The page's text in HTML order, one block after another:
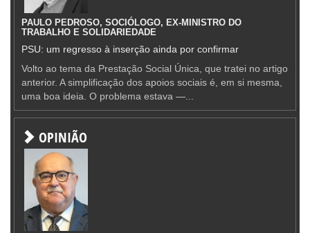
PAULO PEDROSO, SOCIÓLOGO, EX-MINISTRO DO
TRABALHO E SOLIDARIEDADE
PSU: um regresso à inserção ainda por confirmar
Volto ao tema da Prestação Social Única, que tratei no artigo
anterior. A simplificação dos apoios sociais é, em si mesma,
uma boa ideia. O problema estava —...
OPINIÃO